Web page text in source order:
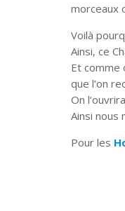
morceaux
Voilà
Ainsi, ce
Et comme
que l’on
On
Ainsi nous
Pour les